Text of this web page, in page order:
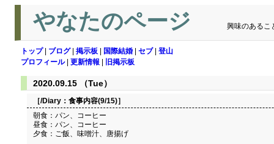
やなたのページ 興味のあるこ
トップ| ブログ| 掲示板 国際結婚 セブ| 登山
プロフィール| 更新情報 旧掲示板
2020.09.15 （Tue）
［/Diary： 食事内容(9/15)］
朝食：パン、コーヒー
昼食：パン、コーヒー
夕食：ご飯、味噌汁、唐揚げ